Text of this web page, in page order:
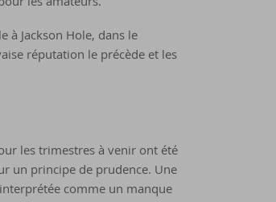
à Jackson Hole, dans le
réputation le précède et les
les trimestres à venir ont été
un principe de prudence. Une
comme un manque